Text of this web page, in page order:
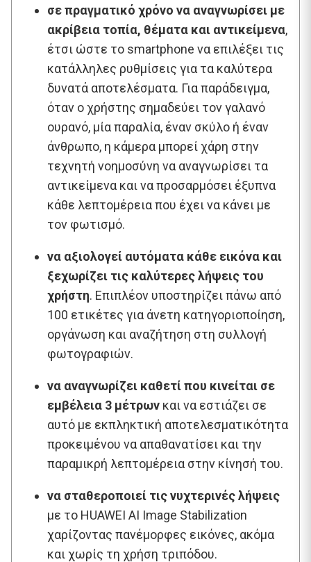
σε πραγματικό χρόνο να αναγνωρίσει με
ακρίβεια τοπία, θέματα και αντικείμενα,
έτσι ώστε το smartphone να επιλέξει τις
κατάλληλες ρυθμίσεις για τα καλύτερα
δυνατά αποτελέσματα. Για παράδειγμα,
όταν ο χρήστης σημαδεύει τον γαλανό
ουρανό, μία παραλία, έναν σκύλο ή έναν
άνθρωπο, η κάμερα μπορεί χάρη στην
τεχνητή νοημοσύνη να αναγνωρίσει τα
αντικείμενα και να προσαρμόσει έξυπνα
κάθε λεπτομέρεια που έχει να κάνει με
τον φωτισμό.
να αξιολογεί αυτόματα κάθε εικόνα και
ξεχωρίζει τις καλύτερες λήψεις του
χρήστη. Επιπλέον υποστηρίζει πάνω από
100 ετικέτες για άνετη κατηγοριοποίηση,
οργάνωση και αναζήτηση στη συλλογή
φωτογραφιών.
να αναγνωρίζει καθετί που κινείται σε
εμβέλεια 3 μέτρων και να εστιάζει σε
αυτό με εκπληκτική αποτελεσματικότητα
προκειμένου να απαθανατίσει και την
παραμικρή λεπτομέρεια στην κίνησή του.
να σταθεροποιεί τις νυχτερινές λήψεις
με το HUAWEI AI Image Stabilization
χαρίζοντας πανέμορφες εικόνες, ακόμα
και χωρίς τη χρήση τριπόδου.